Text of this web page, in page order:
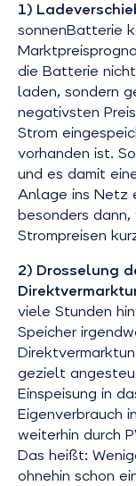
1)
sonnenBatterie
die Batterie
laden, sondern
negativsten
Strom
vorhanden ist.
und es damit
Anlage ins Netz
besonders
Strompreisen
2) Drosselung
viele Stunden
Speicher
gezielt
Einspeisung in
Eigenverbrauch
weiterhin durch
Das heißt:
ohnehin schon